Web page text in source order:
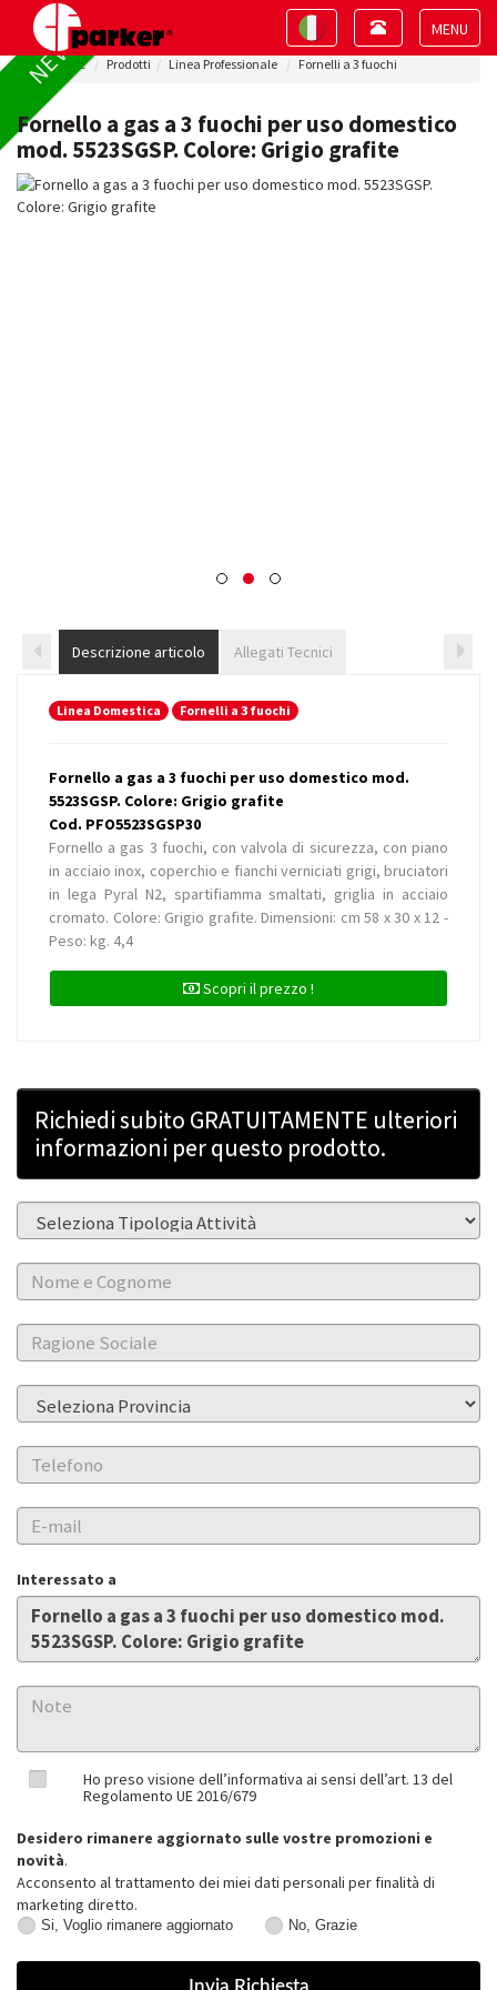
Toggle
Toggle
navigation
Toggle
navigation
Home Prodotti Linea Professionale Fornelli a 3 fuochi
NEW !
Fornello a gas a 3 fuochi per uso domestico
mod. 5523SGSP. Colore: Grigio grafite
Descrizione articolo Allegati Tecnici
Linea Domestica Fornelli a 3 fuochi
Fornello a gas a 3 fuochi per uso domestico mod.
5523SGSP. Colore: Grigio grafite
Cod. PFO5523SGSP30
Fornello a gas 3 fuochi, con valvola di sicurezza, con piano
in acciaio inox, coperchio e fianchi verniciati grigi, bruciatori
in lega Pyral N2, spartifiamma smaltati, griglia in acciaio
cromato. Colore: Grigio grafite. Dimensioni: cm 58 x 30 x 12 -
Peso: kg. 4,4
Scopri il prezzo !
Richiedi subito GRATUITAMENTE ulteriori
informazioni per questo prodotto.
Interessato a
Ho preso visione dell’informativa ai sensi dell’art. 13 del
Regolamento UE 2016/679
Desidero rimanere aggiornato sulle vostre promozioni e
novità.
Acconsento al trattamento dei miei dati personali per finalità di
marketing diretto.
Voglio
Si, Voglio rimanere aggiornato
Grazie
No, Grazie